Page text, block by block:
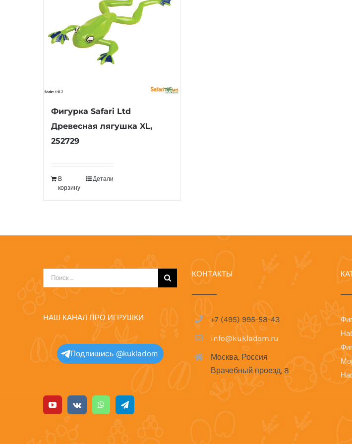
Фигурка Safari Ltd
Древесная лягушка XL,
252729
В
корзину
Детали
Результат
поиска:
НАШ КАНАЛ ПРО ИГРУШКИ
Подпишись @kukladom
КОНТАКТЫ
+7 (495) 995-58-43
info@kukladom.ru
Москва, Россия
Врачебный проезд, 8